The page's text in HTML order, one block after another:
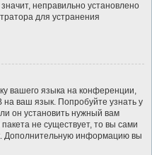
неправильно установлено
для устранения
вашего языка на конференции,
ваш язык. Попробуйте узнать у
он установить нужный вам
не существует, то вы сами
Дополнительную информацию вы